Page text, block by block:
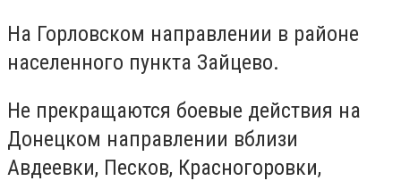
На Горловском направлении в районе
населенного пункта Зайцево.
Не прекращаются боевые действия на
Донецком направлении вблизи
Авдеевки, Песков, Красногоровки,